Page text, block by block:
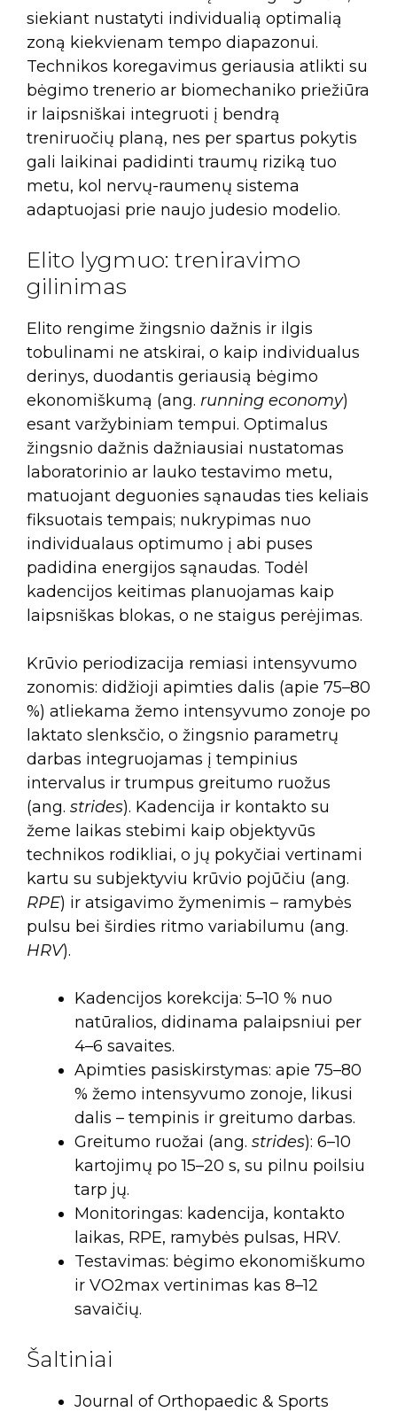
siekiant nustatyti individualią optimalią
zoną kiekvienam tempo diapazonui.
Technikos koregavimus geriausia atlikti su
bėgimo trenerio ar biomechaniko priežiūra
ir laipsniškai integruoti į bendrą
treniruočių planą, nes per spartus pokytis
gali laikinai padidinti traumų riziką tuo
metu, kol nervų-raumenų sistema
adaptuojasi prie naujo judesio modelio.
Elito lygmuo: treniravimo
gilinimas
Elito rengime žingsnio dažnis ir ilgis
tobulinami ne atskirai, o kaip individualus
derinys, duodantis geriausią bėgimo
ekonomiškumą (ang. running economy)
esant varžybiniam tempui. Optimalus
žingsnio dažnis dažniausiai nustatomas
laboratorinio ar lauko testavimo metu,
matuojant deguonies sąnaudas ties keliais
fiksuotais tempais; nukrypimas nuo
individualaus optimumo į abi puses
padidina energijos sąnaudas. Todėl
kadencijos keitimas planuojamas kaip
laipsniškas blokas, o ne staigus perėjimas.
Krūvio periodizacija remiasi intensyvumo
zonomis: didžioji apimties dalis (apie 75–80
%) atliekama žemo intensyvumo zonoje po
laktato slenksčio, o žingsnio parametrų
darbas integruojamas į tempinius
intervalus ir trumpus greitumo ruožus
(ang. strides). Kadencija ir kontakto su
žeme laikas stebimi kaip objektyvūs
technikos rodikliai, o jų pokyčiai vertinami
kartu su subjektyviu krūvio pojūčiu (ang.
RPE) ir atsigavimo žymenimis – ramybės
pulsu bei širdies ritmo variabilumu (ang.
HRV).
Kadencijos korekcija: 5–10 % nuo
natūralios, didinama palaipsniui per
4–6 savaites.
Apimties pasiskirstymas: apie 75–80
% žemo intensyvumo zonoje, likusi
dalis – tempinis ir greitumo darbas.
Greitumo ruožai (ang. strides): 6–10
kartojimų po 15–20 s, su pilnu poilsiu
tarp jų.
Monitoringas: kadencija, kontakto
laikas, RPE, ramybės pulsas, HRV.
Testavimas: bėgimo ekonomiškumo
ir VO2max vertinimas kas 8–12
savaičių.
Šaltiniai
Journal of Orthopaedic & Sports